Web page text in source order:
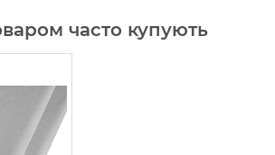
часто купують